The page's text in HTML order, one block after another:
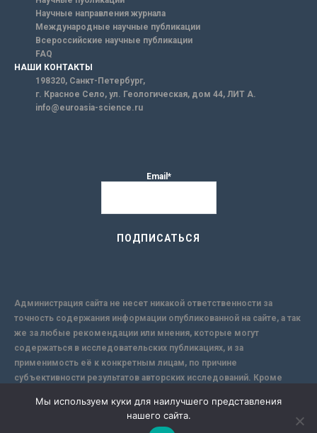
Научные направления журнала
Международные научные публикации
Всероссийские научные публикации
FAQ
НАШИ КОНТАКТЫ
198320, Санкт-Петербург,
г. Красное Село, ул. Геологическая, дом 44, ЛИТ А.
info@euroasia-science.ru
Email*
Администрация сайта не несет никакой ответственности за
точность содержания информации опубликованной на сайте, а так
же за любые рекомендации или мнения, которые могут
содержаться в исследовательских публикациях, и за
применимость её к конкретным лицам, по причине
субъективности результатов авторских исследований. Кроме
надежной защиты информации, Сайт не несет ответственности за
Мы используем куки для наилучшего представления
нашего сайта.